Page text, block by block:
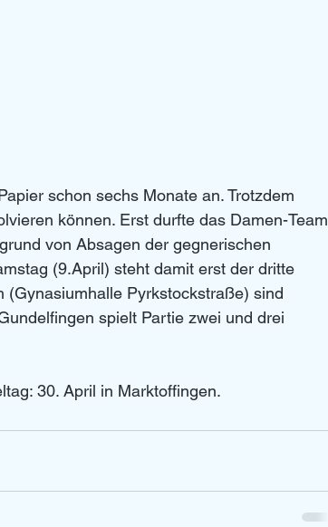
schon sechs Monate an. Trotzdem
können. Erst durfte das Damen-Team
von Absagen der gegnerischen
(9.April) steht damit erst der dritte
Pyrkstockstraße) sind
spielt Partie zwei und drei
30. April in Marktoffingen.